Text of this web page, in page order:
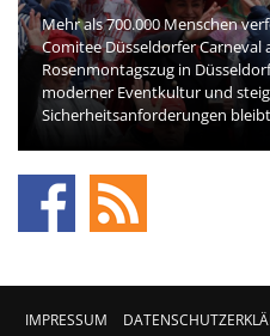
Mehr als 700.000 Menschen
Comitee Düsseldorfer Carneval
Rosenmontagszug in
moderner Eventkultur und
Sicherheitsanforderungen
IMPRESSUM